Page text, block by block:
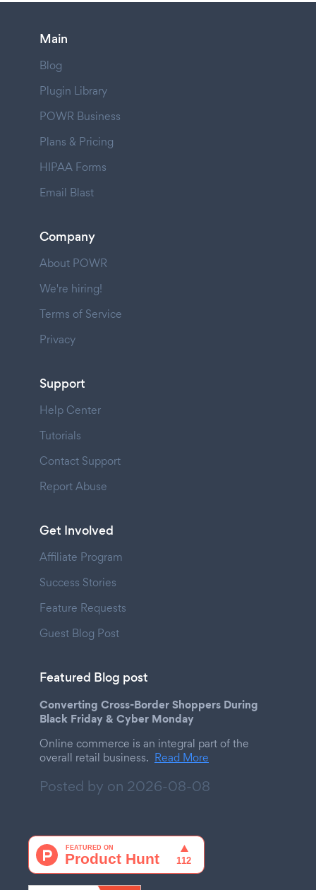
Main
Blog
Plugin Library
POWR Business
Plans & Pricing
HIPAA Forms
Email Blast
Company
About POWR
We're hiring!
Terms of Service
Privacy
Support
Help Center
Tutorials
Contact Support
Report Abuse
Get Involved
Affiliate Program
Success Stories
Feature Requests
Guest Blog Post
Featured Blog post
Converting Cross-Border Shoppers During
Black Friday & Cyber Monday
Online commerce is an integral part of the
overall retail business. Read More
Posted by on 2026-08-08